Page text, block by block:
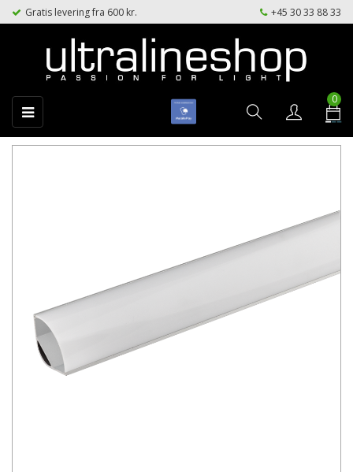
Gratis levering fra 600 kr. +45 30 33 88 33
Toggle
navigation
☰
0